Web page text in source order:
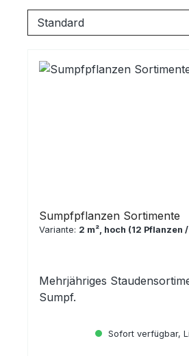
Sumpfpflanzen Sortimente
Variante: 2 m², hoch (12 Pflanzen
Mehrjähriges
Sumpf.
Sofort verfügbar,